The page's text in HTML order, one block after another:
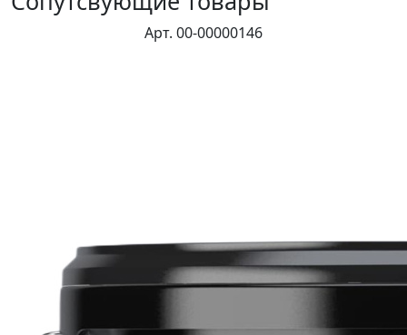
Арт. 00-00000146